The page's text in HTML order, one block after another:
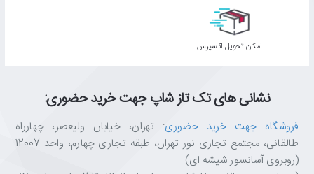
اﻣﮑﺎن ﺗﺤﻮﯾﻞ اﮐﺴﭙﺮس
نشانی های تک تاز شاپ جهت خرید حضوری:
فروشگاه جهت خرید حضوری: تهران، خیابان ولیعصر، چهارراه
طالقانی، مجتمع تجاری نور تهران، طبقه تجاری چهارم، واحد 12007
(روبروی آسانسور شیشه ای)